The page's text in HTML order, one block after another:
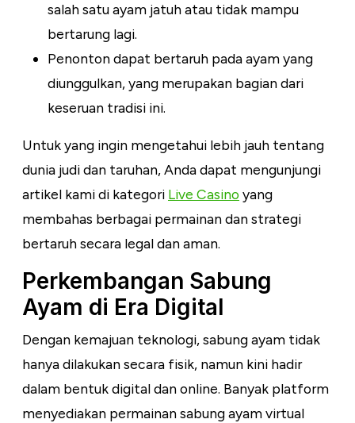
salah satu ayam jatuh atau tidak mampu
bertarung lagi.
Penonton dapat bertaruh pada ayam yang
diunggulkan, yang merupakan bagian dari
keseruan tradisi ini.
Untuk yang ingin mengetahui lebih jauh tentang
dunia judi dan taruhan, Anda dapat mengunjungi
artikel kami di kategori Live Casino yang
membahas berbagai permainan dan strategi
bertaruh secara legal dan aman.
Perkembangan Sabung
Ayam di Era Digital
Dengan kemajuan teknologi, sabung ayam tidak
hanya dilakukan secara fisik, namun kini hadir
dalam bentuk digital dan online. Banyak platform
menyediakan permainan sabung ayam virtual